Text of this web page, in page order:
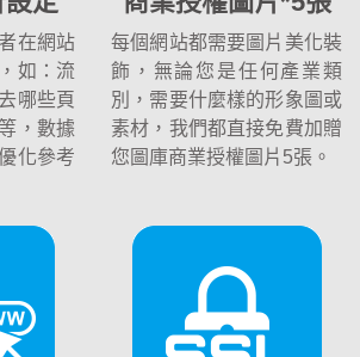
在網站
如：流
哪些頁
，數據
化參考
每個網站都需要圖片美化裝
飾，無論您是任何產業類
別，需要什麼樣的形象圖或
素材，我們都直接免費加贈
您圖庫商業授權圖片5張。